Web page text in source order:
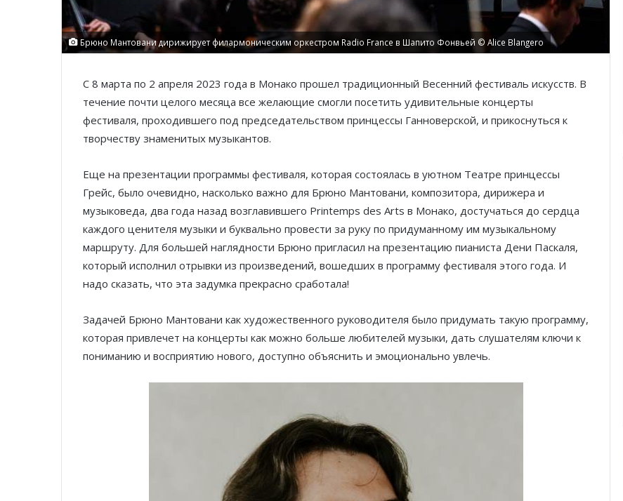
Брюно Мантовани дирижирует филармоническим оркестром Radio France в Шапито Фонвьей © Alice Blangero
С 8 марта по 2 апреля 2023 года в Монако прошел традиционный Весенний фестиваль искусств. В
течение почти целого месяца все желающие смогли посетить удивительные концерты
фестиваля, проходившего под председательством принцессы Ганноверской, и прикоснуться к
творчеству знаменитых музыкантов.
Еще на презентации программы фестиваля, которая состоялась в уютном Театре принцессы
Грейс, было очевидно, насколько важно для Брюно Мантовани, композитора, дирижера и
музыковеда, два года назад возглавившего Printemps des Arts в Монако, достучаться до сердца
каждого ценителя музыки и буквально провести за руку по придуманному им музыкальному
маршруту. Для большей наглядности Брюно пригласил на презентацию пианиста Дени Паскаля,
который исполнил отрывки из произведений, вошедших в программу фестиваля этого года. И
надо сказать, что эта задумка прекрасно сработала!
Задачей Брюно Мантовани как художественного руководителя было придумать такую программу,
которая привлечет на концерты как можно больше любителей музыки, дать слушателям ключи к
пониманию и восприятию нового, доступно объяснить и эмоционально увлечь.